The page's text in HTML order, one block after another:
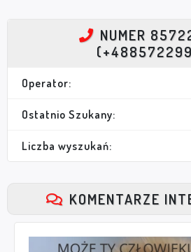
NUMER
Operator:
Ostatnio Szukany:
Liczba wyszukań:
KOMENTARZE